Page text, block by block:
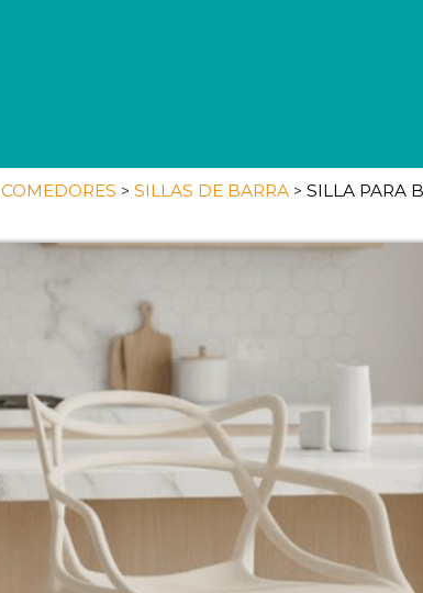
COMEDORES > SILLAS DE BARRA > SILLA PARA